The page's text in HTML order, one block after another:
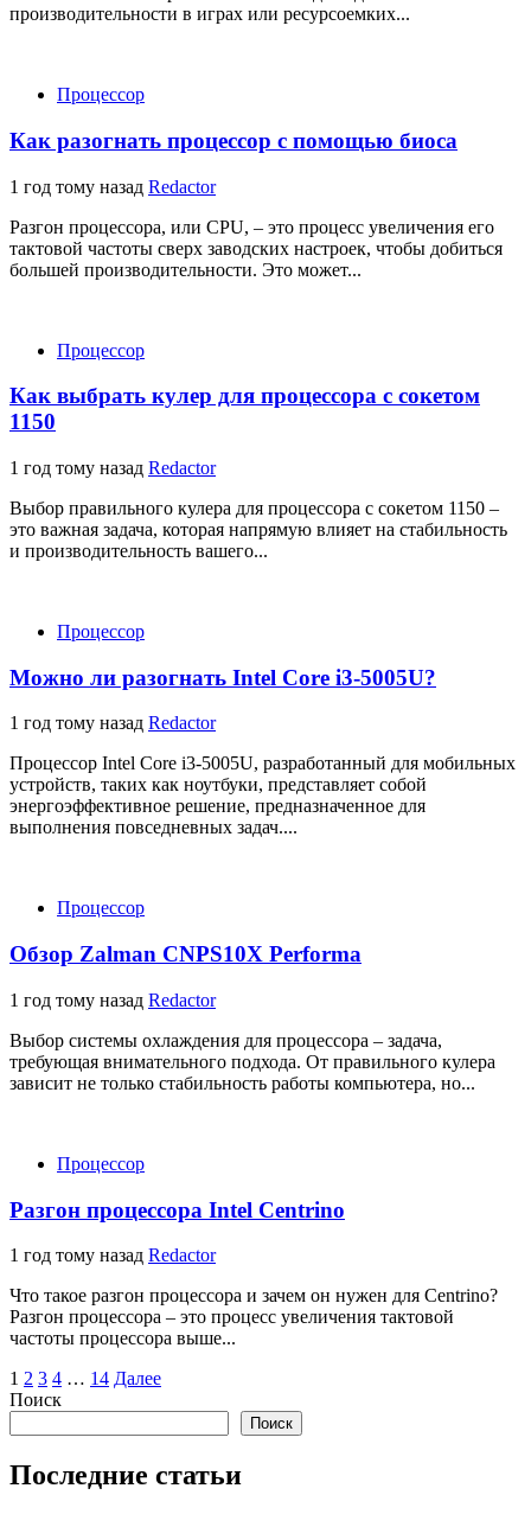
производительности в играх или ресурсоемких...
Процессор
Как разогнать процессор с помощью биоса
1 год тому назад Redactor
Разгон процессора, или CPU, – это процесс увеличения его
тактовой частоты сверх заводских настроек, чтобы добиться
большей производительности. Это может...
Процессор
Как выбрать кулер для процессора с сокетом
1150
1 год тому назад Redactor
Выбор правильного кулера для процессора с сокетом 1150 –
это важная задача, которая напрямую влияет на стабильность
и производительность вашего...
Процессор
Можно ли разогнать Intel Core i3-5005U?
1 год тому назад Redactor
Процессор Intel Core i3-5005U, разработанный для мобильных
устройств, таких как ноутбуки, представляет собой
энергоэффективное решение, предназначенное для
выполнения повседневных задач....
Процессор
Обзор Zalman CNPS10X Performa
1 год тому назад Redactor
Выбор системы охлаждения для процессора – задача,
требующая внимательного подхода. От правильного кулера
зависит не только стабильность работы компьютера, но...
Процессор
Разгон процессора Intel Centrino
1 год тому назад Redactor
Что такое разгон процессора и зачем он нужен для Centrino?
Разгон процессора – это процесс увеличения тактовой
частоты процессора выше...
Пагинация
записей
1 2 3 4 … 14 Далее
Поиск
Поиск
Последние статьи